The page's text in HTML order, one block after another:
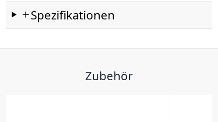
Spezifikationen
Zubehör